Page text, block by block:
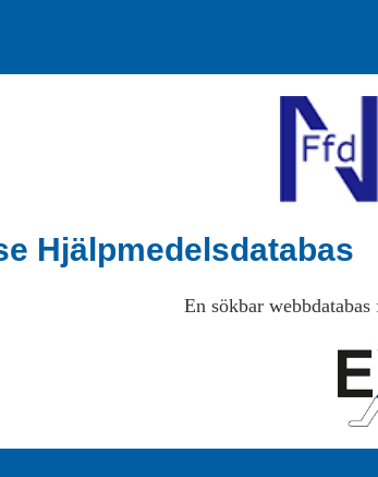
Hjälpmedelsdatabas
En sökbar